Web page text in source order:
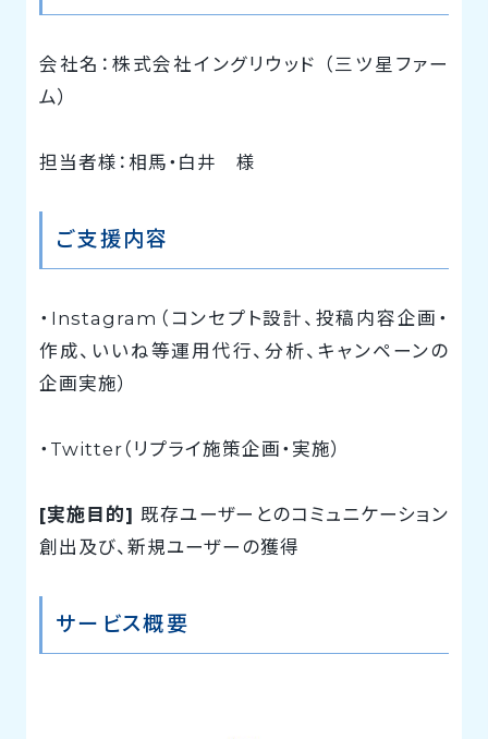
会社名：株式会社イングリウッド （三ツ星ファー
ム）
担当者様：相馬・白井 様
ご支援内容
・Instagram（コンセプト設計、投稿内容企画・
作成、いいね等運用代行、分析、キャンペーンの
企画実施）
・Twitter（リプライ施策企画・実施）
[実施目的] 既存ユーザーとのコミュニケーション
創出及び、新規ユーザーの獲得
サービス概要